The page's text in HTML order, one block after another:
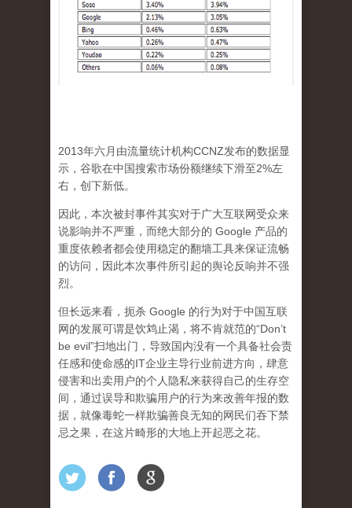
2013年六月由流量统计机构CCNZ发布的数据显
示，谷歌在中国搜索市场份额继续下滑至2%左
右，创下新低。
因此，本次被封事件其实对于广大互联网受众来
说影响并不严重，而绝大部分的 Google 产品的
重度依赖者都会使用稳定的翻墙工具来保证流畅
的访问，因此本次事件所引起的舆论反响并不强
烈。
但长远来看，扼杀 Google 的行为对于中国互联
网的发展可谓是饮鸩止渴，将不肯就范的“Don’t
be evil”扫地出门，导致国内没有一个具备社会责
任感和使命感的IT企业主导行业前进方向，肆意
侵害和出卖用户的个人隐私来获得自己的生存空
间，通过误导和欺骗用户的行为来改善年报的数
据，就像毒蛇一样欺骗善良无知的网民们吞下禁
忌之果，在这片畸形的大地上开起恶之花。